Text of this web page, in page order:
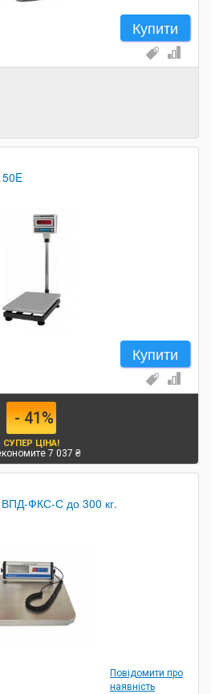
Купити
Купити
- 41%
СУПЕР ЦІНА!
7 037 ₴
ВПД-ФКС-С до 300 кг.
Повідомити про
наявність